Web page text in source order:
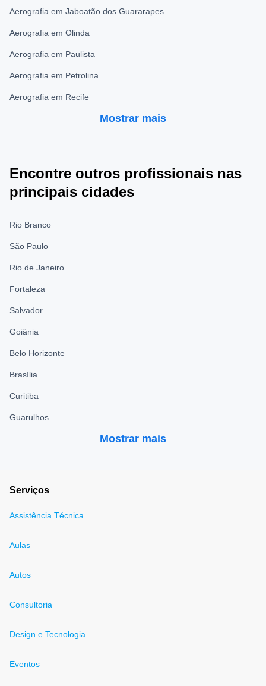
Aerografia em Jaboatão dos Guararapes
Aerografia em Olinda
Aerografia em Paulista
Aerografia em Petrolina
Aerografia em Recife
Mostrar mais
Encontre outros profissionais nas
principais cidades
Rio Branco
São Paulo
Rio de Janeiro
Fortaleza
Salvador
Goiânia
Belo Horizonte
Brasília
Curitiba
Guarulhos
Mostrar mais
Serviços
Assistência Técnica
Aulas
Autos
Consultoria
Design e Tecnologia
Eventos